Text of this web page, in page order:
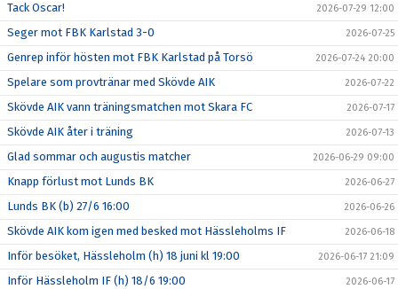
Tack Oscar! 2026-07-29 12:00
Seger mot FBK Karlstad 3-0 2026-07-25
Genrep inför hösten mot FBK Karlstad på Torsö 2026-07-24 20:00
Spelare som provtränar med Skövde AIK 2026-07-22
Skövde AIK vann träningsmatchen mot Skara FC 2026-07-17
Skövde AIK åter i träning 2026-07-13
Glad sommar och augustis matcher 2026-06-29 09:00
Knapp förlust mot Lunds BK 2026-06-27
Lunds BK (b) 27/6 16:00 2026-06-26
Skövde AIK kom igen med besked mot Hässleholms IF 2026-06-18
Inför besöket, Hässleholm (h) 18 juni kl 19:00 2026-06-17 21:09
Inför Hässleholm IF (h) 18/6 19:00 2026-06-17